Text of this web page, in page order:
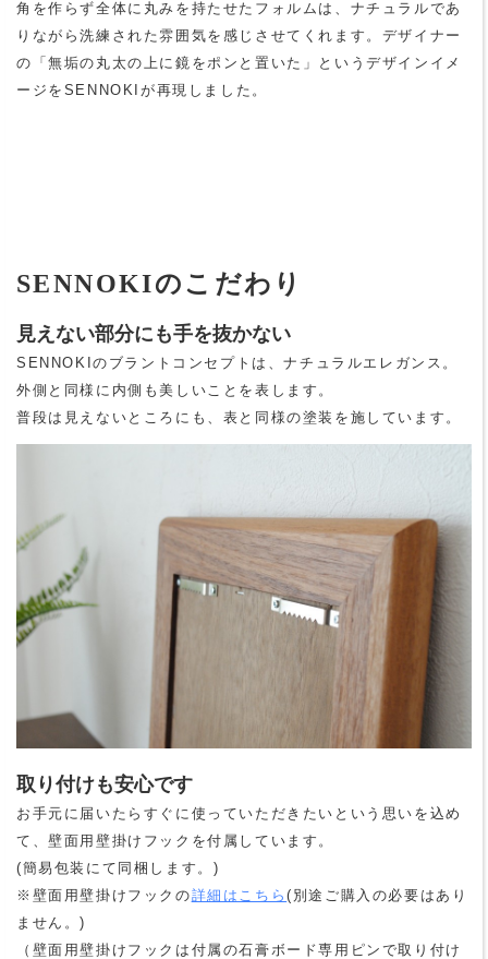
角を作らず全体に丸みを持たせたフォルムは、ナチュラルであ
りながら洗練された雰囲気を感じさせてくれます。デザイナー
の「無垢の丸太の上に鏡をポンと置いた」というデザインイメ
ージをSENNOKIが再現しました。
SENNOKIのこだわり
見えない部分にも手を抜かない
SENNOKIのブラントコンセプトは、ナチュラルエレガンス。
外側と同様に内側も美しいことを表します。
普段は見えないところにも、表と同様の塗装を施しています。
取り付けも安心です
お手元に届いたらすぐに使っていただきたいという思いを込め
て、壁面用壁掛けフックを付属しています。
(簡易包装にて同梱します。)
※壁面用壁掛けフックの詳細はこちら(別途ご購入の必要はあり
ません。)
（壁面用壁掛けフックは付属の石膏ボード専用ピンで取り付け